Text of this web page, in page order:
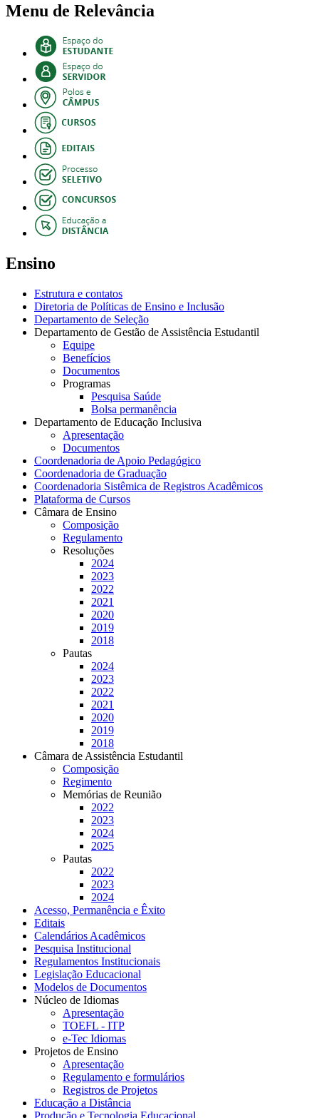
Menu de Relevância
Ensino
Estrutura e contatos
Diretoria de Políticas de Ensino e Inclusão
Departamento de Seleção
Departamento de Gestão de Assistência Estudantil
Equipe
Benefícios
Documentos
Programas
Pesquisa Saúde
Bolsa permanência
Departamento de Educação Inclusiva
Apresentação
Documentos
Coordenadoria de Apoio Pedagógico
Coordenadoria de Graduação
Coordenadoria Sistêmica de Registros Acadêmicos
Plataforma de Cursos
Câmara de Ensino
Composição
Regulamento
Resoluções
2024
2023
2022
2021
2020
2019
2018
Pautas
2024
2023
2022
2021
2020
2019
2018
Câmara de Assistência Estudantil
Composição
Regimento
Memórias de Reunião
2022
2023
2024
2025
Pautas
2022
2023
2024
Acesso, Permanência e Êxito
Editais
Calendários Acadêmicos
Pesquisa Institucional
Regulamentos Institucionais
Legislação Educacional
Modelos de Documentos
Núcleo de Idiomas
Apresentação
TOEFL - ITP
e-Tec Idiomas
Projetos de Ensino
Apresentação
Regulamento e formulários
Registros de Projetos
Educação a Distância